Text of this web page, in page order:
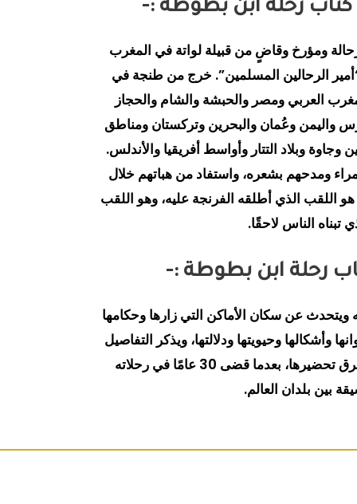
كتاب رحلة ابن بطوطة :-
ومؤرخ وقاضٍ من قبيلة لواتة في المغرب
الرحالين المسلمين”. خرج من طنجة في
المغرب العربي ومصر والحبشة والشام والحجاز
واليمن وعُمان والبحرين وتركستان ومناطق
وبلاد التتار وأواسط أفريقيا والأندلس.
ومدحهم بشعره، واستفاد من هباتهم خلال
اللقب الذي أطلقه الفرنجة عليه، وهو اللقب
تبناه الناس لاحقًا.
رحلة ابن بطوطة :-
عن سكان الأماكن التي زارها وحكامها
وأشكالها وحيويتها ودلالتها، ويذكر التفاصيل
الغذائية وأنواع الأطعمة وطرق تحضيرها، بعدما قضى 30 عامًا في رحلاته
بين بلدان العالم.